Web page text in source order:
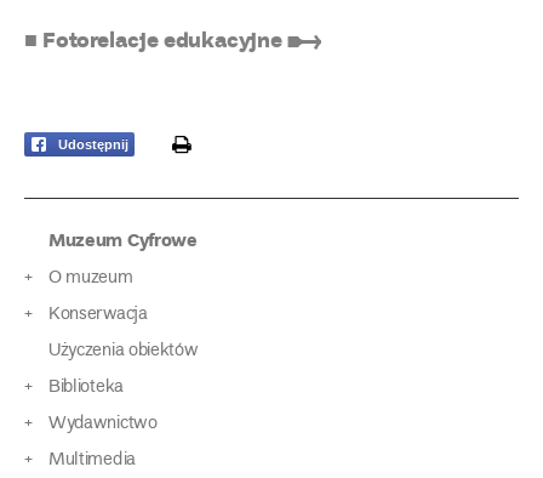
■ Fotorelacje edukacyjne ➸
Udostępnij print
Muzeum Cyfrowe
O muzeum
Konserwacja
Użyczenia obiektów
Biblioteka
Wydawnictwo
Multimedia